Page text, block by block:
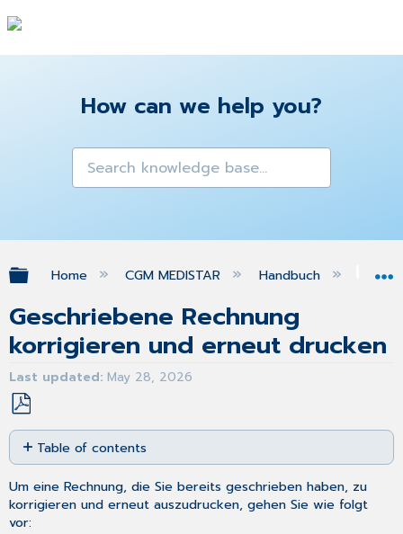
How can we help you?
Expand/collapse global hierarchy
Home CGM MEDISTAR Handbuch
Geschriebene Rechnung
korrigieren und erneut drucken
Last updated May 28, 2026
Save
as
PDF
Table of contents
No
headers
Um eine Rechnung, die Sie bereits geschrieben haben, zu
korrigieren und erneut auszudrucken, gehen Sie wie folgt
vor: